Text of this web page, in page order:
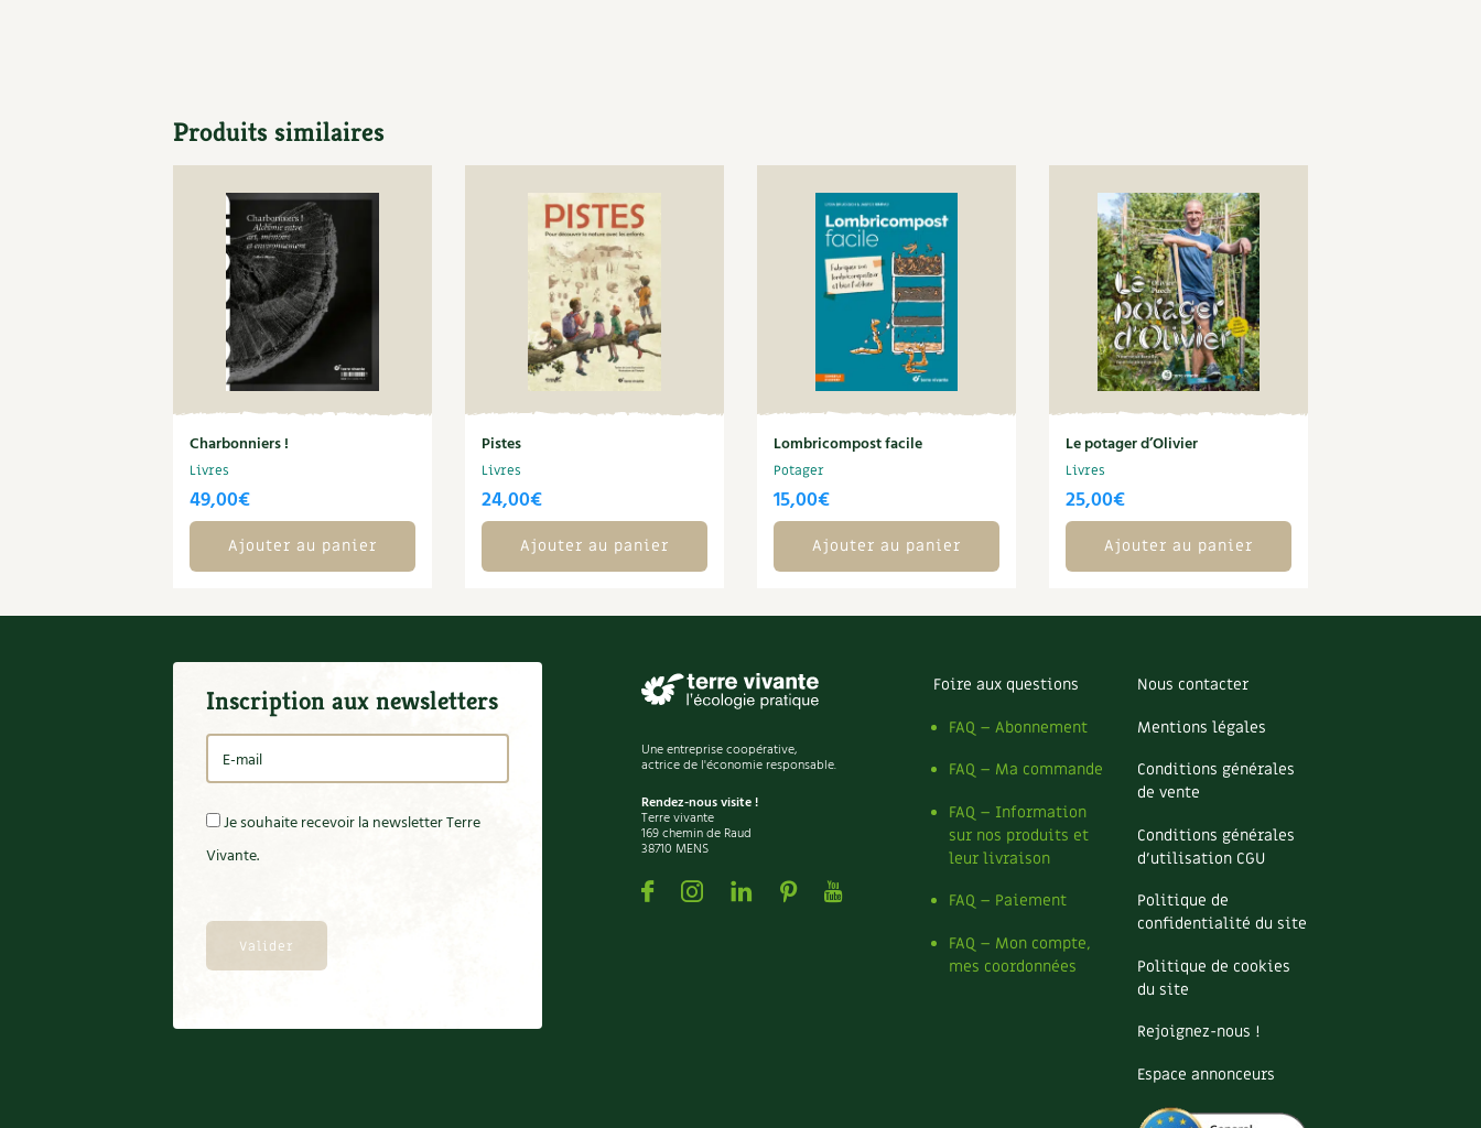
Produits similaires
Charbonniers !
Livres
49,00€
Ajouter au panier
Pistes
Livres
24,00€
Ajouter au panier
Lombricompost facile
Potager
15,00€
Ajouter au panier
Le potager d’Olivier
Livres
25,00€
Ajouter au panier
Inscription aux newsletters
Je souhaite recevoir la newsletter Terre
Vivante.
Une entreprise coopérative,
actrice de l'économie responsable.
Rendez-nous visite !
Terre vivante
169 chemin de Raud
38710 MENS
FacebookInstagramLinkedin
PinterestYoutube
Foire aux questions
FAQ – Abonnement
FAQ – Ma commande
FAQ – Information
sur nos produits et
leur livraison
FAQ – Paiement
FAQ – Mon compte,
mes coordonnées
Nous contacter
Mentions légales
Conditions générales
de vente
Conditions générales
d’utilisation CGU
Politique de
confidentialité du site
Politique de cookies
du site
Rejoignez-nous !
Espace annonceurs